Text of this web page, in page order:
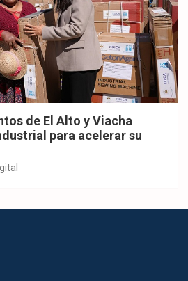
de El Alto y Viacha
para acelerar su